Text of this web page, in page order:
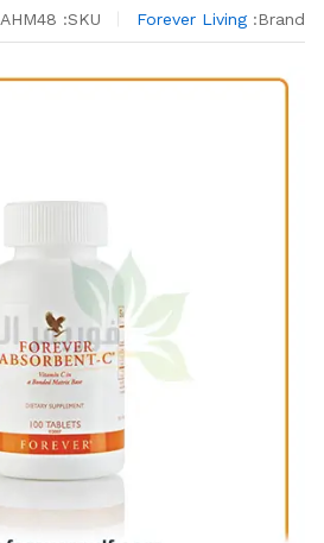
Brand:
Forever Living
SKU:
AHM48